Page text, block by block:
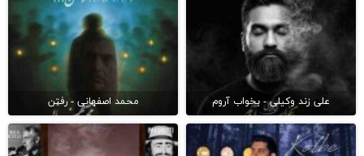
علی زند وکیلی - بخواب آروم محمد اصفهانی - رفتن